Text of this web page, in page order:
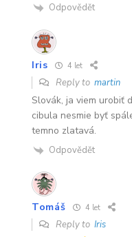
Odpovědět
Iris 4 let
Reply to martin
Slovák, ja viem urobiť
cibula nesmie byť
temno zlatavá.
Odpovědět
Tomáš 4 let
Reply to Iris